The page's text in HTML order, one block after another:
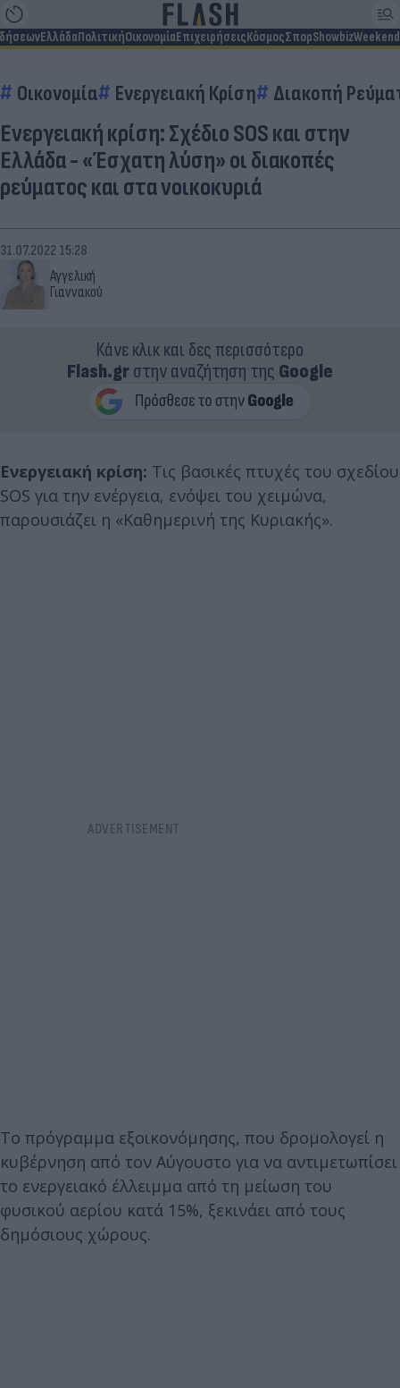
ΕλλάδαΠολιτικήΟικονομίαΕπιχειρήσειςΚόσμοςΣπορShowbizWeekend
Οικονομία Ενεργειακή Κρίση Διακοπή
Ενεργειακή κρίση: Σχέδιο SOS και στην
Ελλάδα - «Έσχατη λύση» οι διακοπές
ρεύματος και στα νοικοκυριά
Αγγελική
Γιαννακού
31.07.2022 15:28
Κάνε κλικ και δες περισσότερο
Flash.grστην αναζήτηση της Google
Ενεργειακή κρίση: Τις βασικές πτυχές του σχεδίου
SOS για την ενέργεια, ενόψει του χειμώνα,
παρουσιάζει η «Καθημερινή της Κυριακής».
Το πρόγραμμα εξοικονόμησης, που δρομολογεί η
κυβέρνηση από τον Αύγουστο για να αντιμετωπίσει
το ενεργειακό έλλειμμα από τη μείωση του
φυσικού αερίου κατά 15%, ξεκινάει από τους
δημόσιους χώρους.